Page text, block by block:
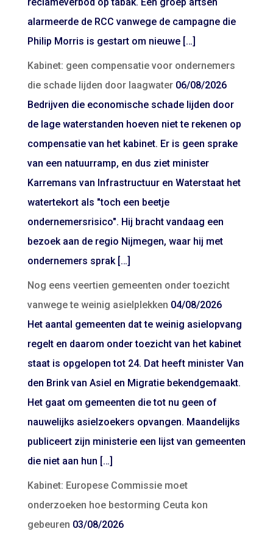
alarmeerde de RCC vanwege de campagne die
Philip Morris is gestart om nieuwe […]
Kabinet: geen compensatie voor ondernemers
die schade lijden door laagwater 06/08/2026
Bedrijven die economische schade lijden door
de lage waterstanden hoeven niet te rekenen op
compensatie van het kabinet. Er is geen sprake
van een natuurramp, en dus ziet minister
Karremans van Infrastructuur en Waterstaat het
watertekort als "toch een beetje
ondernemersrisico". Hij bracht vandaag een
bezoek aan de regio Nijmegen, waar hij met
ondernemers sprak […]
Nog eens veertien gemeenten onder toezicht
vanwege te weinig asielplekken 04/08/2026
Het aantal gemeenten dat te weinig asielopvang
regelt en daarom onder toezicht van het kabinet
staat is opgelopen tot 24. Dat heeft minister Van
den Brink van Asiel en Migratie bekendgemaakt.
Het gaat om gemeenten die tot nu geen of
nauwelijks asielzoekers opvangen. Maandelijks
publiceert zijn ministerie een lijst van gemeenten
die niet aan hun […]
Kabinet: Europese Commissie moet
onderzoeken hoe bestorming Ceuta kon
gebeuren 03/08/2026